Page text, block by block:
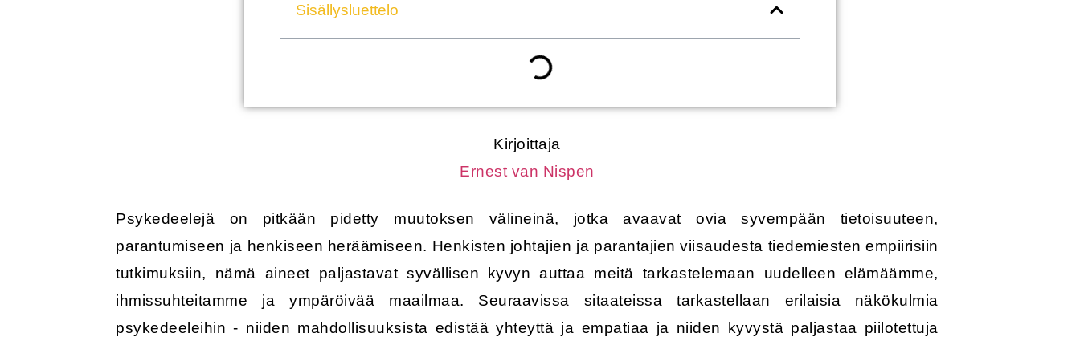
Sisällysluettelo
Kirjoittaja
Ernest van Nispen
Psykedeelejä on pitkään pidetty muutoksen välineinä, jotka avaavat ovia syvempään tietoisuuteen,
parantumiseen ja henkiseen heräämiseen. Henkisten johtajien ja parantajien viisaudesta tiedemiesten empiirisiin
tutkimuksiin, nämä aineet paljastavat syvällisen kyvyn auttaa meitä tarkastelemaan uudelleen elämäämme,
ihmissuhteitamme ja ympäröivää maailmaa. Seuraavissa sitaateissa tarkastellaan erilaisia näkökulmia
psykedeeleihin - niiden mahdollisuuksista edistää yhteyttä ja empatiaa ja niiden kyvystä paljastaa piilotettuja